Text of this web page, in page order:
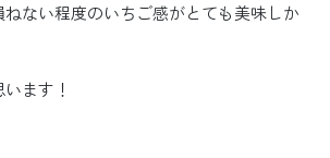
ねない程度のいちご感がとても美味しか
ます！